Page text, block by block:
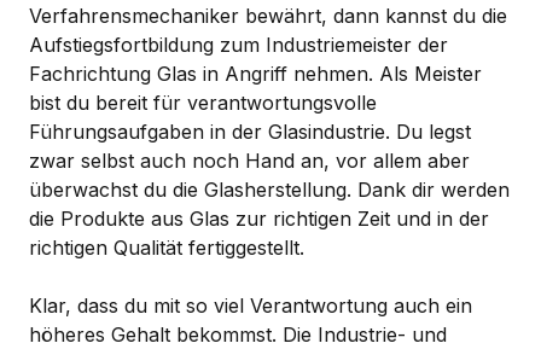
Verfahrensmechaniker bewährt, dann kannst du die
Aufstiegsfortbildung zum Industriemeister der
Fachrichtung Glas in Angriff nehmen. Als Meister
bist du bereit für verantwortungsvolle
Führungsaufgaben in der Glasindustrie. Du legst
zwar selbst auch noch Hand an, vor allem aber
überwachst du die Glasherstellung. Dank dir werden
die Produkte aus Glas zur richtigen Zeit und in der
richtigen Qualität fertiggestellt.
Klar, dass du mit so viel Verantwortung auch ein
höheres Gehalt bekommst. Die Industrie- und